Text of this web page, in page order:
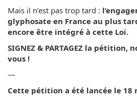
Mais il n’est pas trop tard :
glyphosate en France au plus
encore être intégré à cette Loi.
SIGNEZ & PARTAGEZ la pétition,
vous !
—
Cette pétition a été lancée le 18